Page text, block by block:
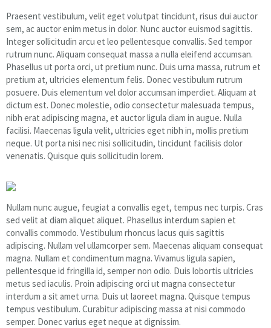
Praesent vestibulum, velit eget volutpat tincidunt, risus dui auctor
sem, ac auctor enim metus in dolor. Nunc auctor euismod sagittis.
Integer sollicitudin arcu et leo pellentesque convallis. Sed tempor
rutrum nunc. Aliquam consequat massa a nulla eleifend accumsan.
Phasellus ut porta orci, ut pretium nunc. Duis urna massa, rutrum et
pretium at, ultricies elementum felis. Donec vestibulum rutrum
posuere. Duis elementum vel dolor accumsan imperdiet. Aliquam at
dictum est. Donec molestie, odio consectetur malesuada tempus,
nibh erat adipiscing magna, et auctor ligula diam in augue. Nulla
facilisi. Maecenas ligula velit, ultricies eget nibh in, mollis pretium
neque. Ut porta nisi nec nisi sollicitudin, tincidunt facilisis dolor
venenatis. Quisque quis sollicitudin lorem.
Nullam nunc augue, feugiat a convallis eget, tempus nec turpis. Cras
sed velit at diam aliquet aliquet. Phasellus interdum sapien et
convallis commodo. Vestibulum rhoncus lacus quis sagittis
adipiscing. Nullam vel ullamcorper sem. Maecenas aliquam consequat
magna. Nullam et condimentum magna. Vivamus ligula sapien,
pellentesque id fringilla id, semper non odio. Duis lobortis ultricies
metus sed iaculis. Proin adipiscing orci ut magna consectetur
interdum a sit amet urna. Duis ut laoreet magna. Quisque tempus
tempus vestibulum. Curabitur adipiscing massa at nisi commodo
semper. Donec varius eget neque at dignissim.